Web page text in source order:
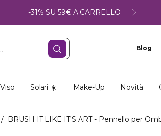
-31% SU 59€ A CARRELLO!
Blog
Viso Solari ☀️ Make-Up Novità
BRUSH IT LIKE IT'S ART - Pennello per